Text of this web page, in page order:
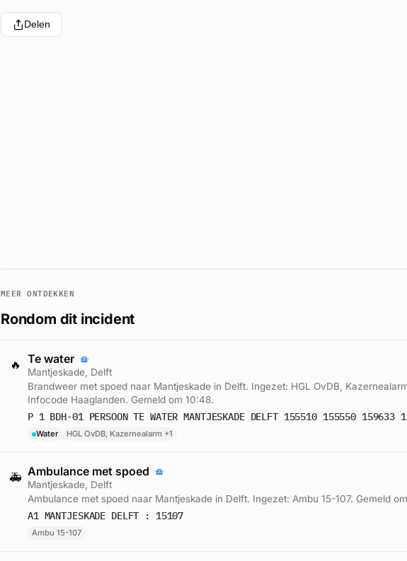
Delen
MEER ONTDEKKEN
Rondom dit incident
🔥 Te water
Mantjeskade, Delft
Brandweer met spoed naar Mantjeskade in Delft. Ingezet: HGL OvDB,
Infocode Haaglanden. Gemeld om 10:48.
P 1 BDH-01 PERSOON TE WATER MANTJESKADE DELFT 155510 155550 159633
Water HGL OvDB, Kazernealarm +1
🚑 Ambulance met spoed
Mantjeskade, Delft
Ambulance met spoed naar Mantjeskade in Delft. Ingezet: Ambu 15-107. Gemeld
A1 MANTJESKADE DELFT : 15107
Ambu 15-107